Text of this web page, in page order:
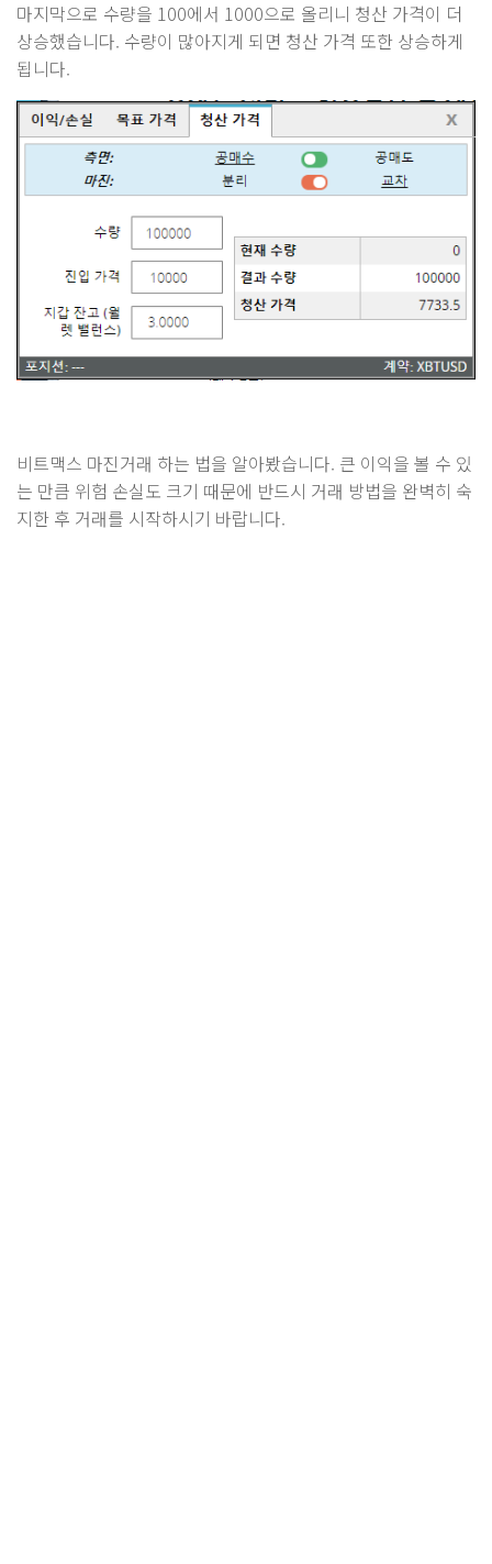
마지막으로 수량을 100에서 1000으로 올리니 청산 가격이 더
상승했습니다. 수량이 많아지게 되면 청산 가격 또한 상승하게
됩니다.
비트맥스 마진거래 하는 법을 알아봤습니다. 큰 이익을 볼 수 있
는 만큼 위험 손실도 크기 때문에 반드시 거래 방법을 완벽히 숙
지한 후 거래를 시작하시기 바랍니다.